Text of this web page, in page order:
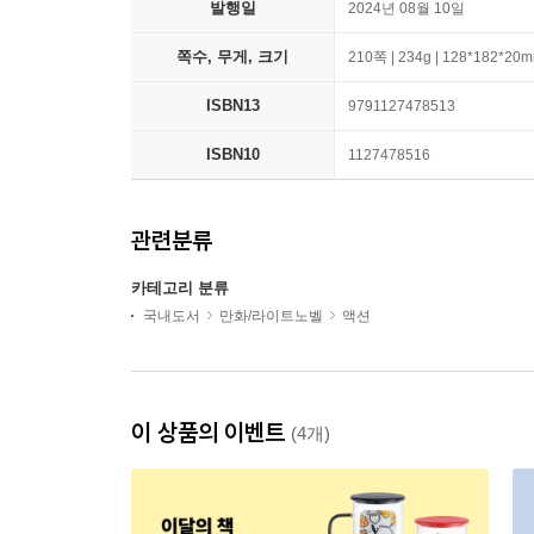
발행일 2024년 08월 10일
쪽수, 무게, 크기 210쪽 | 234g |
ISBN13 9791127478513
ISBN10 1127478516
관련분류
카테고리 분류
국내도서 만화/라이트노벨 액션
이 상품의 이벤트 (4개)